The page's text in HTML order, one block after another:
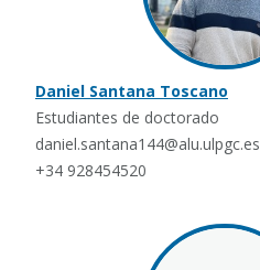
Daniel Santana Toscano
Estudiantes de doctorado
daniel.santana144@alu.ulpgc.es
+34 928454520